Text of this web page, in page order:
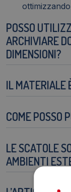
POSSO
ARCHIVIARE
DIMENSIONI?
IL MATERIALE
COME POSSO
LE SCATOLE
AMBIENTI